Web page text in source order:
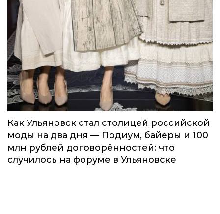
Как Ульяновск стал столицей российской
моды на два дня — Подиум, байеры и 100
млн рублей договорённостей: что
случилось на форуме в Ульяновске